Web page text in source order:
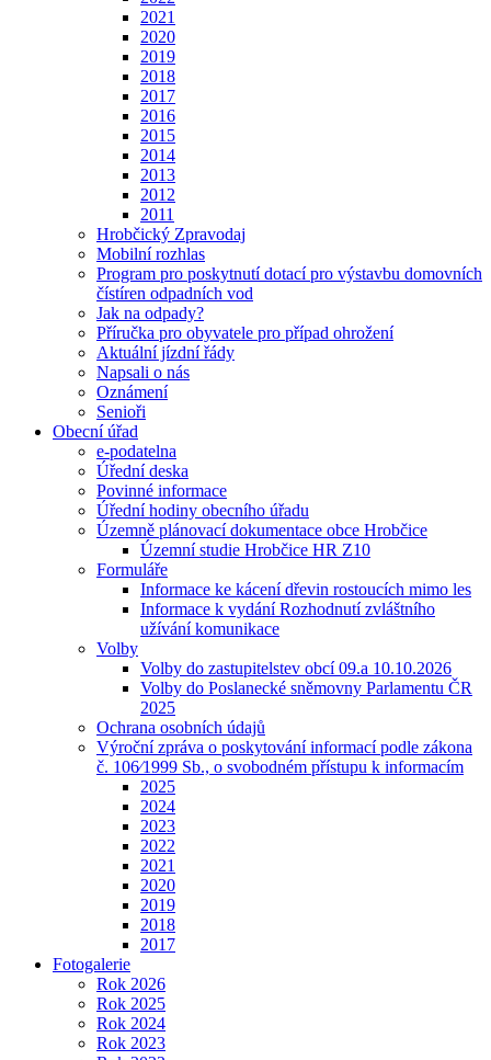
2021
2020
2019
2018
2017
2016
2015
2014
2013
2012
2011
Hrobčický Zpravodaj
Mobilní rozhlas
Program pro poskytnutí dotací pro výstavbu domovních
čístíren odpadních vod
Jak na odpady?
Příručka pro obyvatele pro případ ohrožení
Aktuální jízdní řády
Napsali o nás
Oznámení
Senioři
Obecní úřad
e-podatelna
Úřední deska
Povinné informace
Úřední hodiny obecního úřadu
Územně plánovací dokumentace obce Hrobčice
Územní studie Hrobčice HR Z10
Formuláře
Informace ke kácení dřevin rostoucích mimo les
Informace k vydání Rozhodnutí zvláštního
užívání komunikace
Volby
Volby do zastupitelstev obcí 09.a 10.10.2026
Volby do Poslanecké sněmovny Parlamentu ČR
2025
Ochrana osobních údajů
Výroční zpráva o poskytování informací podle zákona
č. 106⁄1999 Sb., o svobodném přístupu k informacím
2025
2024
2023
2022
2021
2020
2019
2018
2017
Fotogalerie
Rok 2026
Rok 2025
Rok 2024
Rok 2023